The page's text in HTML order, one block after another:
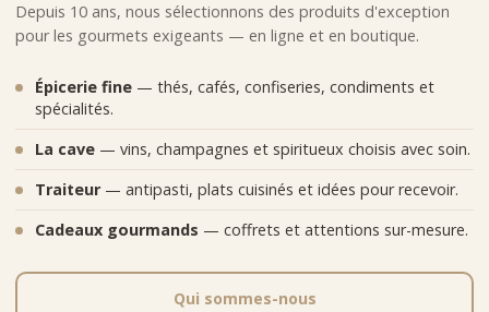
Depuis 10 ans, nous sélectionnons des produits d'exception
pour les gourmets exigeants — en ligne et en boutique.
Épicerie fine — thés, cafés, confiseries, condiments et
spécialités.
La cave — vins, champagnes et spiritueux choisis avec soin.
Traiteur — antipasti, plats cuisinés et idées pour recevoir.
Cadeaux gourmands — coffrets et attentions sur-mesure.
Qui sommes-nous